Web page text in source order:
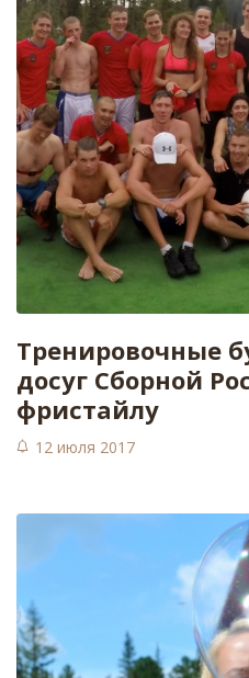
Тренировочные
досуг Сборной
фристайлу
12 июля 2017